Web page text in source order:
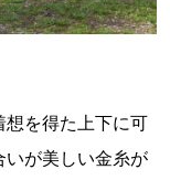
を得た上下に可
が美しい金糸が